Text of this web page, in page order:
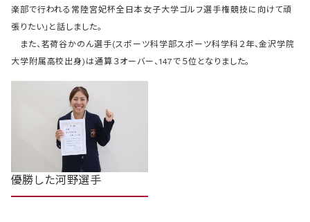
楽部で行われる常陸宮妃杯全日本女子大学ゴルフ選手権競技に向けて頑
張りたい」と話しました。
また、茗荷谷かのん選手(スポーツ科学部スポーツ科学科２年、金沢学院
大学附属高校出身)は通算３オーバー、147で５位となりました。
優勝した河野選手